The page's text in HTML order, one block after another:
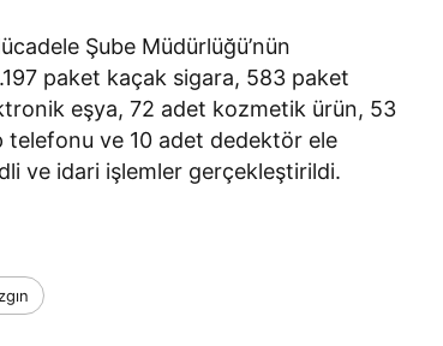
Şube Müdürlüğü’nün
paket kaçak sigara, 583 paket
eşya, 72 adet kozmetik ürün, 53
ve 10 adet dedektör ele
ve idari işlemler gerçekleştirildi.